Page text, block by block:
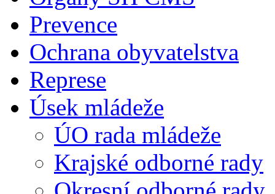
Prevence
Ochrana obyvatelstva
Represe
Úsek mládeže
ÚO rada mládeže
Krajské odborné rady